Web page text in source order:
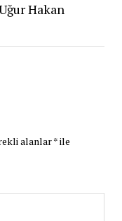
Hakan
alanlar*ile